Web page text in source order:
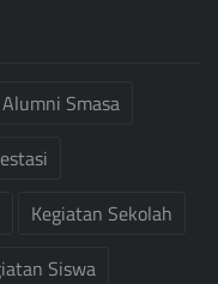
Alumni Smasa
Kegiatan Sekolah
Siswa